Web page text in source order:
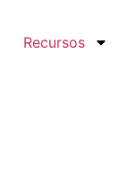
Recursos